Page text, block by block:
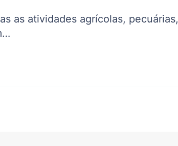
as atividades agrícolas, pecuárias,